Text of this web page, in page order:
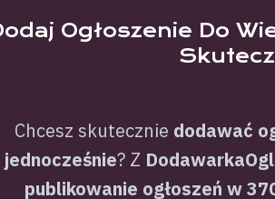
Ogłoszenie Do
Chcesz skutecznie dodawać
jednocześnie? Z
publikowanie ogłoszeń w